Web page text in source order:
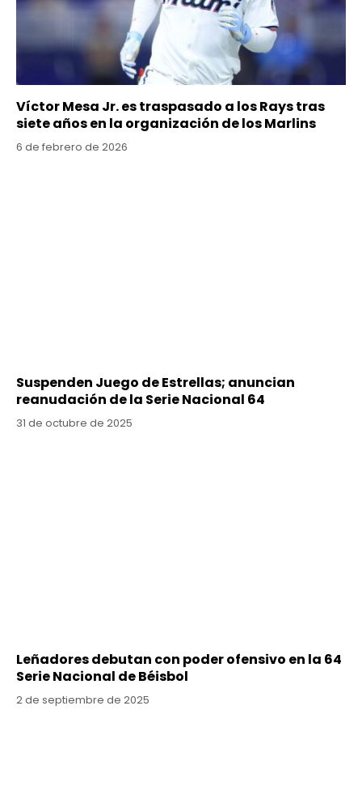
Víctor Mesa Jr. es traspasado a los Rays tras
siete años en la organización de los Marlins
6 de febrero de 2026
Suspenden Juego de Estrellas; anuncian
reanudación de la Serie Nacional 64
31 de octubre de 2025
Leñadores debutan con poder ofensivo en la 64
Serie Nacional de Béisbol
2 de septiembre de 2025